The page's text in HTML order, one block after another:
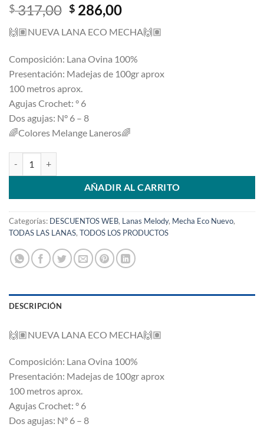
$317,00 El
precio
original
era:
$ 317,00.
$ 286,00El
precio
actual
es:
$ 286,00.
🙌🏽NUEVA LANA ECO MECHA🙌🏽
Composición: Lana Ovina 100%
Presentación: Madejas de 100gr aprox
100 metros aprox.
Agujas Crochet: ° 6
Dos agujas: N° 6 – 8
🌈Colores Melange Laneros🌈
AÑADIR AL CARRITO
Categorías: DESCUENTOS WEB, Lanas Melody, Mecha Eco Nuevo,
TODAS LAS LANAS, TODOS LOS PRODUCTOS
DESCRIPCIÓN
🙌🏽NUEVA LANA ECO MECHA🙌🏽
Composición: Lana Ovina 100%
Presentación: Madejas de 100gr aprox
100 metros aprox.
Agujas Crochet: ° 6
Dos agujas: N° 6 – 8